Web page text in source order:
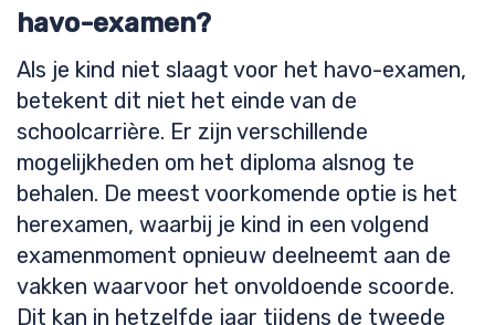
havo-examen?
Als je kind niet slaagt voor het havo-examen,
betekent dit niet het einde van de
schoolcarrière. Er zijn verschillende
mogelijkheden om het diploma alsnog te
behalen. De meest voorkomende optie is het
herexamen, waarbij je kind in een volgend
examenmoment opnieuw deelneemt aan de
vakken waarvoor het onvoldoende scoorde.
Dit kan in hetzelfde jaar tijdens de tweede